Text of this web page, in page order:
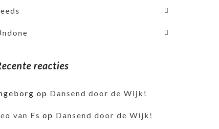
reacties
op Dansend door de Wijk!
van Es op Dansend door de Wijk!